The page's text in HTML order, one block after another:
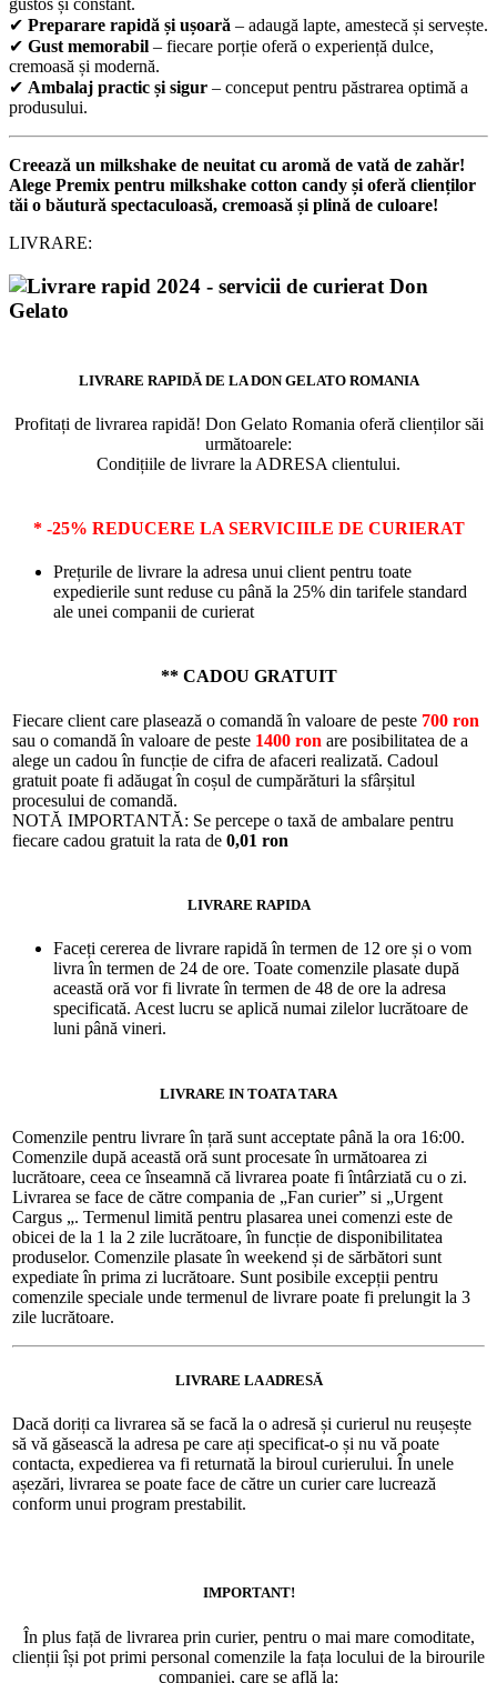
gustos și constant.
✔ Preparare rapidă și ușoară – adaugă lapte, amestecă și servește.
✔ Gust memorabil – fiecare porție oferă o experiență dulce,
cremoasă și modernă.
✔ Ambalaj practic și sigur – conceput pentru păstrarea optimă a
produsului.
Creează un milkshake de neuitat cu aromă de vată de zahăr!
Alege Premix pentru milkshake cotton candy și oferă clienților
tăi o băutură spectaculoasă, cremoasă și plină de culoare!
LIVRARE:
LIVRARE RAPIDĂ DE LA DON GELATO ROMANIA
Profitați de livrarea rapidă! Don Gelato Romania oferă clienților săi
următoarele:
Condițiile de livrare la ADRESA clientului.
* -25% REDUCERE LA SERVICIILE DE CURIERAT
Prețurile de livrare la adresa unui client pentru toate
expedierile sunt reduse cu până la 25% din tarifele standard
ale unei companii de curierat
** CADOU GRATUIT
Fiecare client care plasează o comandă în valoare de peste 700 ron
sau o comandă în valoare de peste 1400 ron are posibilitatea de a
alege un cadou în funcție de cifra de afaceri realizată. Cadoul
gratuit poate fi adăugat în coșul de cumpărături la sfârșitul
procesului de comandă.
NOTĂ IMPORTANTĂ: Se percepe o taxă de ambalare pentru
fiecare cadou gratuit la rata de 0,01 ron
LIVRARE RAPIDA
Faceți cererea de livrare rapidă în termen de 12 ore și o vom
livra în termen de 24 de ore. Toate comenzile plasate după
această oră vor fi livrate în termen de 48 de ore la adresa
specificată. Acest lucru se aplică numai zilelor lucrătoare de
luni până vineri.
LIVRARE IN TOATA TARA
Comenzile pentru livrare în țară sunt acceptate până la ora 16:00.
Comenzile după această oră sunt procesate în următoarea zi
lucrătoare, ceea ce înseamnă că livrarea poate fi întârziată cu o zi.
Livrarea se face de către compania de „Fan curier” si „Urgent
Cargus „. Termenul limită pentru plasarea unei comenzi este de
obicei de la 1 la 2 zile lucrătoare, în funcție de disponibilitatea
produselor. Comenzile plasate în weekend și de sărbători sunt
expediate în prima zi lucrătoare. Sunt posibile excepții pentru
comenzile speciale unde termenul de livrare poate fi prelungit la 3
zile lucrătoare.
LIVRARE LA ADRESĂ
Dacă doriți ca livrarea să se facă la o adresă și curierul nu reușește
să vă găsească la adresa pe care ați specificat-o și nu vă poate
contacta, expedierea va fi returnată la biroul curierului. În unele
așezări, livrarea se poate face de către un curier care lucrează
conform unui program prestabilit.
IMPORTANT!
În plus față de livrarea prin curier, pentru o mai mare comoditate,
clienții își pot primi personal comenzile la fața locului de la birourile
companiei, care se află la: